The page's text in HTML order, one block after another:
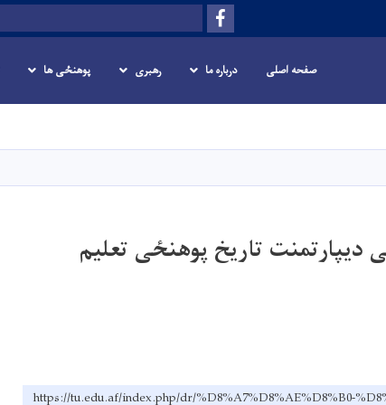
content
Facebook
Search
صفحه اصلی درباره ما رهبری پوهنځی ها
تاریخ پوهنځی تعلیم
https://tu.edu.af/index.php/dr/%D8%A7%D8%AE%D8%B0-